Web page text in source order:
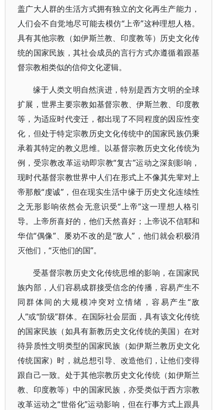
盖广大人群的生活方式拥有独立的文化再生产能力，
人们会不自觉地尽可能去模仿“上帝”这种理想人格。
具有其他宗教（如伊斯兰教、印度教等）历史文化传
统的国家民族，其社会成员的言行方式亦遵循着跟基
督宗教相类似的信仰文化逻辑。
缘于人类文明自然演进，特别是西方文明的全球
扩展，世界主要宗教如基督宗教、伊斯兰教、印度教
等，为适应时代变迁，都出现了不同程度的因应性变
化，但处于特定宗教历史文化传统中的国家民族仍秉
承着其特定的教义思维。以基督宗教历史文化传统为
例，受宗教改革运动即宗教“复古”运动之深刻影响，
现时代基督宗教世界中人们在形式上不像其先辈对上
帝那般“虔诚”，但在现实生活中缘于历史文化连续性
之无形影响依然会无意识受“上帝”这一理想人格引
导。上帝所喜好的，他们天然喜好；上帝说不信耶和
华信“偶像”、屡劝不改的是“敌人”，他们就会积极消
灭他们，“灭他们的国”。
受基督宗教历史文化传统思维的影响，在国家民
族内部，人们容易成群接受信念的传播，容易产生不
同群体间的大规模冲突对立情绪，容易产生“敌
人”或“阶级”群体。在国际社会层面，具有该文化传统
的国家民族（如具有新教历史文化传统的美国）在对
待异质性文明类型的国家民族（如伊斯兰教历史文化
传统国家）时，就总想引导、改造他们，让他们变得
跟自己一致。处于其他宗教历史文化传统（如伊斯兰
教、印度教等）中的国家民族，亦受类似于西方宗教
改革运动之“世俗化”运动影响，但在行事方式上跟具